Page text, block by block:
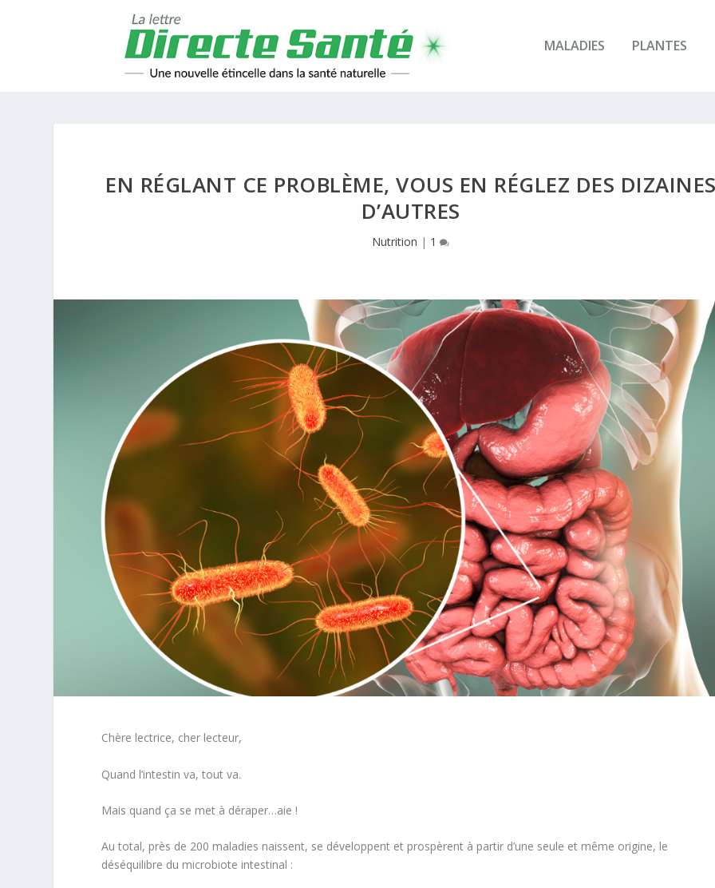
MALADIES PLANTES
EN RÉGLANT CE PROBLÈME, VOUS EN RÉGLEZ DES
D’AUTRES
Nutrition | 1
Chère lectrice, cher lecteur,
Quand l’intestin va, tout va.
Mais quand ça se met à déraper…aie !
Au total, près de 200 maladies naissent, se développent et prospèrent à partir d’une seule et même origine, le
déséquilibre du microbiote intestinal :